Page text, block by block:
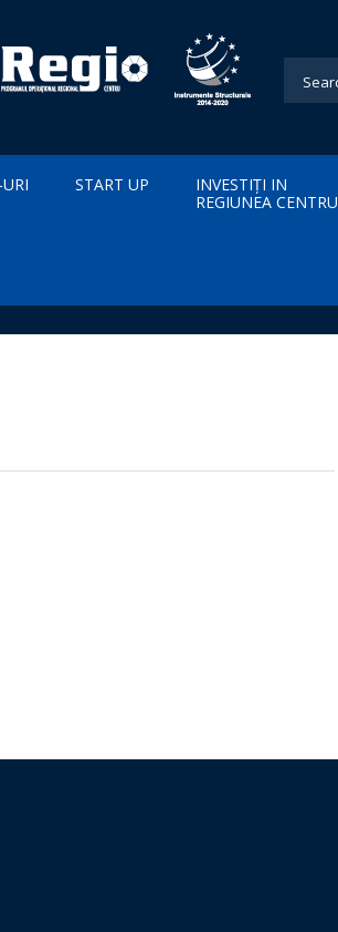
START UP
INVESTIȚI IN
REGIUNEA CENTRU